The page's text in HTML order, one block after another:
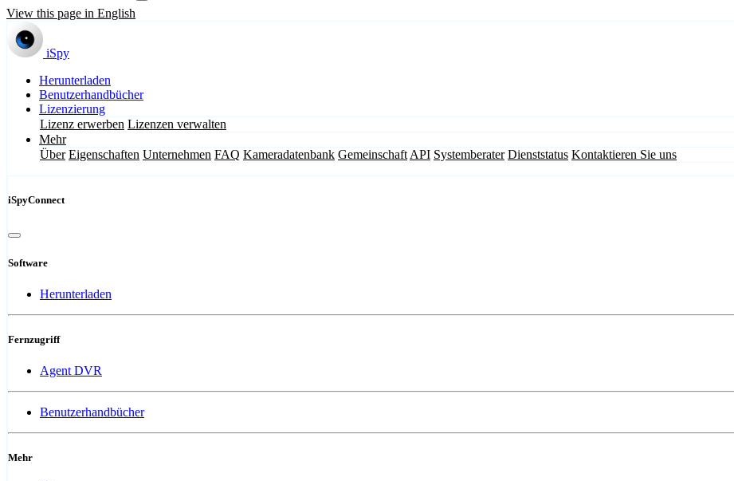
View this page in English
iSpy
Herunterladen
Benutzerhandbücher
Lizenzierung
Lizenz erwerben Lizenzen verwalten
Mehr
Über Eigenschaften Unternehmen FAQ Kameradatenbank Gemeinschaft API Systemberater Dienststatus Kontaktieren Sie uns
iSpyConnect
Software
Herunterladen
Fernzugriff
Agent DVR
Benutzerhandbücher
Mehr